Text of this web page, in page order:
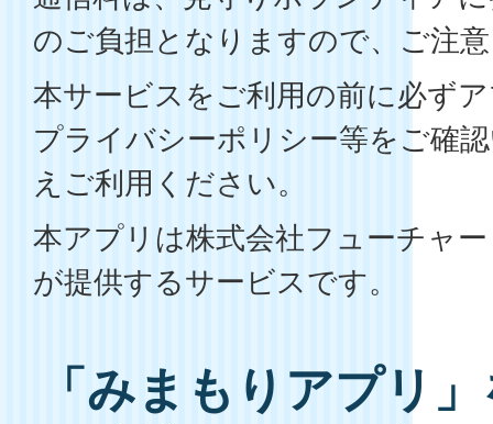
のご負担となりますので、ご注
本サービスをご利用の前に必ず
プライバシーポリシー等をご確
えご利用ください。
本アプリは株式会社フューチャ
が提供するサービスです。
「みまもりアプリ